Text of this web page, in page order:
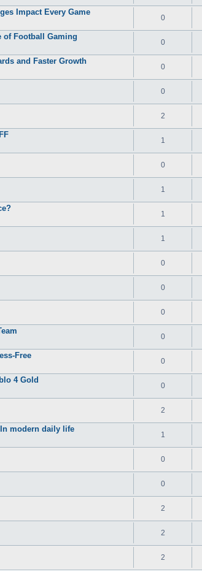
Impact Every Game
0
of Football Gaming
0
and Faster Growth
0
0
2
1
0
1
1
1
0
0
0
0
Free
0
4 Gold
0
2
modern daily life
1
0
0
2
2
2